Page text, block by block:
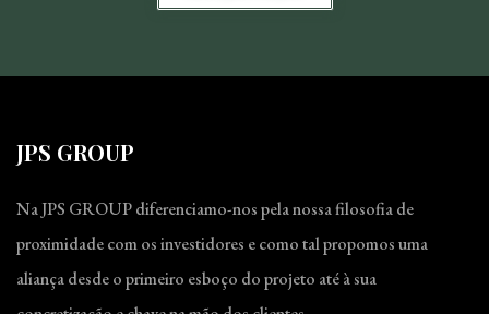
JPS GROUP
Na JPS GROUP diferenciamo-nos pela nossa filosofia de
proximidade com os investidores e como tal propomos uma
aliança desde o primeiro esboço do projeto até à sua